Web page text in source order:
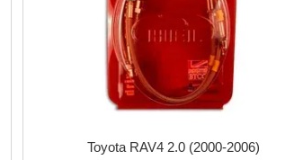
Toyota RAV4 2.0 (2000-2006)